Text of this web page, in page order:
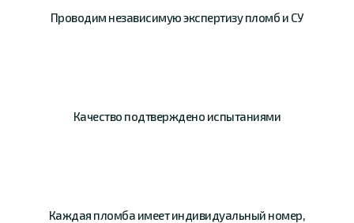
Проводим независимуюэкспертизу пломб и СУ
Качество подтверждено испытаниями
Каждая пломба имеетиндивидуальный номер,